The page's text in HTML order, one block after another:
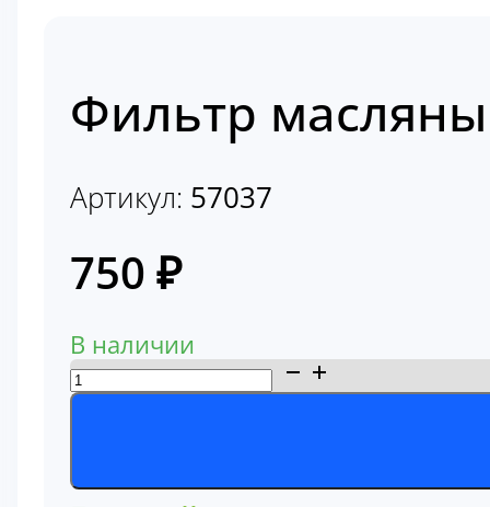
Фильтр
Артикул: 57037
750 ₽
В наличии
Количество
товара
масляный